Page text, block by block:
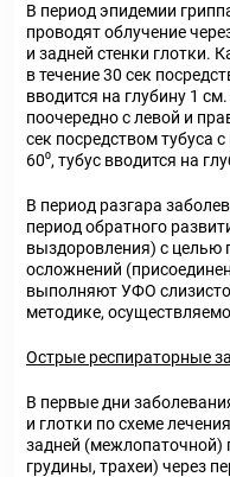
В период эпидемии
проводят облучение
и задней стенки глотки.
в течение 30 сек
вводится на глубину 1
поочередно с левой и
сек посредством тубуса
60⁰, тубус вводится на
В период разгара
период обратного
выздоровления) с целью
осложнений
выполняют УФО
методике,
Острые респираторные
В первые дни
и глотки по схеме
задней (межлопаточной)
грудины, трахеи) через